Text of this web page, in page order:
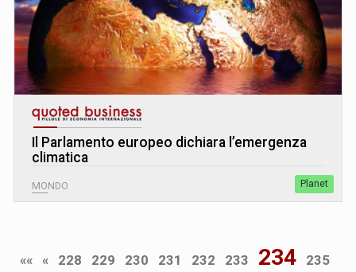
Il Parlamento europeo dichiara l’emergenza
climatica
MONDO Planet
«« « 228 229 230 231 232 233 234
235